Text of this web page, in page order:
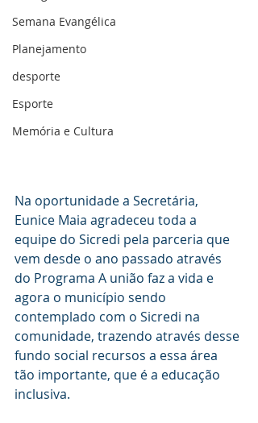
Semana Evangélica
Planejamento
desporte
Esporte
Memória e Cultura
Na oportunidade a Secretária,
Eunice Maia agradeceu toda a
equipe do Sicredi pela parceria que
vem desde o ano passado através
do Programa A união faz a vida e
agora o município sendo
contemplado com o Sicredi na
comunidade, trazendo através desse
fundo social recursos a essa área
tão importante, que é a educação
inclusiva.